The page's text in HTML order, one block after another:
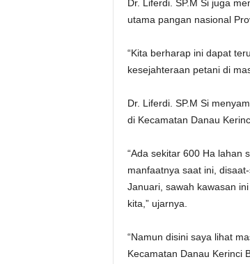
Dr. Liferdi. SP.M Si juga
utama pangan nasional
“Kita berharap ini dapat
kesejahteraan petani di
Dr. Liferdi. SP.M Si
di Kecamatan Danau
“Ada sekitar 600 Ha lahan
manfaatnya saat ini,
Januari, sawah kawasan
kita,” ujarnya.
“Namun disini saya lihat
Kecamatan Danau Kerinci